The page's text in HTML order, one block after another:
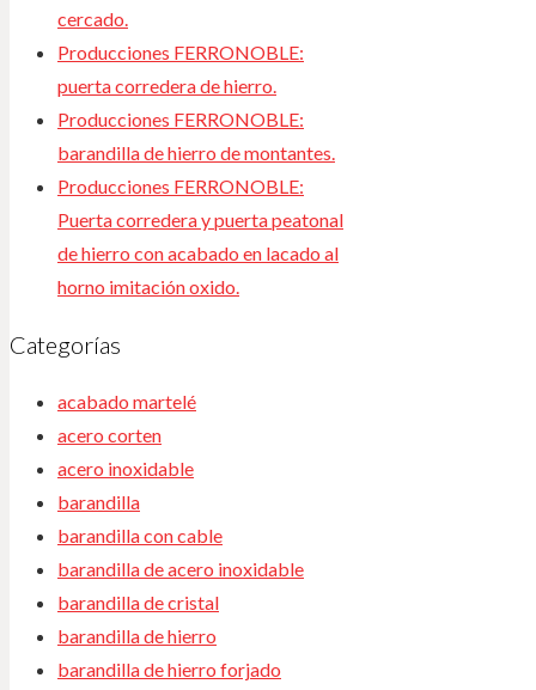
cercado.
Producciones FERRONOBLE:
puerta corredera de hierro.
Producciones FERRONOBLE:
barandilla de hierro de montantes.
Producciones FERRONOBLE:
Puerta corredera y puerta peatonal
de hierro con acabado en lacado al
horno imitación oxido.
Categorías
acabado martelé
acero corten
acero inoxidable
barandilla
barandilla con cable
barandilla de acero inoxidable
barandilla de cristal
barandilla de hierro
barandilla de hierro forjado